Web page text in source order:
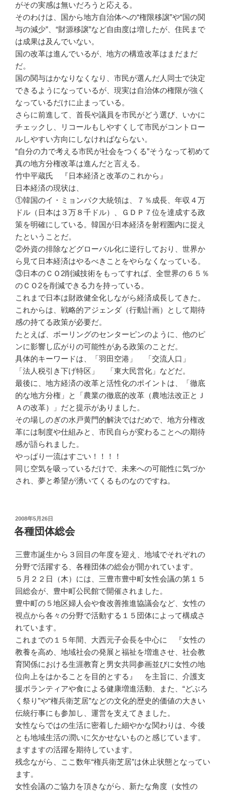
がその実感は無いだろうと応える。
そのわけは、国から地方自治体への“権限移譲”や“国の関
与の減少”、“財源移譲”など自由度は増したが、住民まで
は成果は及んでいない。
国の改革は進んでいるが、地方の構造改革はまだまだ
だ。
国の関与はかなりなくなり、市民が選んだ人同士で決定
できるようになっているが、現実は自治体の権限が強く
なっているだけに止まっている。
さらに前進して、首長や議員を市民がどう選び、いかに
チェックし、リコールもしやすくして市民がコントロー
ルしやすい方向にしなければならない。
“自分の力で考える市民が社会をつくる”そうなって初めて
真の地方分権改革は進んだと言える。
竹中平蔵氏 『日本経済と改革のこれから』
日本経済の現状は、
①韓国のイ・ミョンパク大統領は、７％成長、年収４万
ドル（日本は３万８千ドル）、ＧＤＰ７位を達成する政
策を明確にしている。韓国が日本経済を射程圏内に捉え
たということだ。
②外資の排除などグローバル化に逆行しており、世界か
ら見て日本経済はやるべきことをやらなくなっている。
③日本のＣＯ2削減技術をもってすれば、全世界の６５％
のＣＯ2を削減できる力を持っている。
これまで日本は財政健全化しながら経済成長してきた。
これからは、戦略的アジェンダ（行動計画）として期待
感の持てる政策が必要だ。
たとえば、ボーリングのセンターピンのように、他のピ
ンに影響し広がりの可能性がある政策のことだ。
具体的キーワードは、「羽田空港」 「交流人口」
「法人税引き下げ特区」 「東大民営化」などだ。
最後に、地方経済の改革と活性化のポイントは、「徹底
的な地方分権」と「農業の徹底的改革（農地法改正とＪ
Ａの改革）」だと提示がありました。
その場しのぎの水戸黄門的解決ではだめで、地方分権改
革には制度や仕組みと、市民自らが変わることへの期待
感が語られました。
やっぱり一流はすごい！！！！
同じ空気を吸っているだけで、未来への可能性に気づか
され、夢と希望が湧いてくるものなのですね。
投
稿
日:
2008年5月26日
各種団体総会
三豊市誕生から３回目の年度を迎え、地域でそれぞれの
分野で活躍する、各種団体の総会が開かれています。
５月２２日（木）には、三豊市豊中町女性会議の第１５
回総会が、豊中町公民館で開催されました。
豊中町の５地区婦人会や食改善推進協議会など、女性の
視点から各々の分野で活動する１５団体によって構成さ
れています。
これまでの１５年間、大西元子会長を中心に 『女性の
教養を高め、地域社会の発展と福祉を増進させ、社会教
育関係における生涯教育と男女共同参画並びに女性の地
位向上をはかることを目的とする』 を主旨に、介護支
援ボランティアや食による健康増進活動、また、“どぶろ
く祭り”や“権兵衛芝居”などの文化的歴史的価値の大きい
伝統行事にも参加し、運営を支えてきました。
女性ならではの生活に密着した細やかな関わりは、今後
とも地域生活の潤いに欠かせないものと感じています。
ますますの活躍を期待しています。
残念ながら、ここ数年“権兵衛芝居”は休止状態となってい
ます。
女性会議のご協力を頂きながら、新たな角度（女性の